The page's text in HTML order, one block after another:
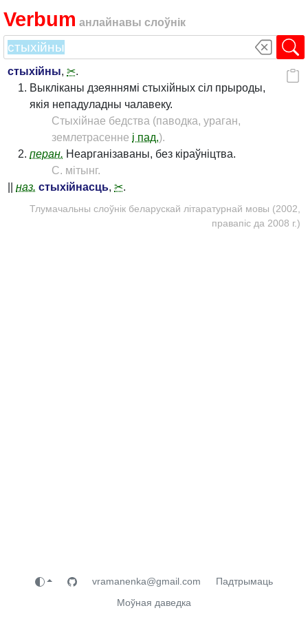
Verbum анлайнавы слоўнік
стыхійны, ✂.
Выкліканы дзеяннямі стыхійных сіл прыроды,
якія непадуладны чалавеку.
Стыхійнае бедства (паводка, ураган,
землетрасенне і пад.).
перан. Неарганізаваны, без кіраўніцтва.
С. мітынг.
наз. стыхійнасць, ✂.
Тлумачальны слоўнік беларускай літаратурнай мовы (2002,
правапіс да 2008 г.)
vramanenka@gmail.com
Падтрымаць
Моўная даведка